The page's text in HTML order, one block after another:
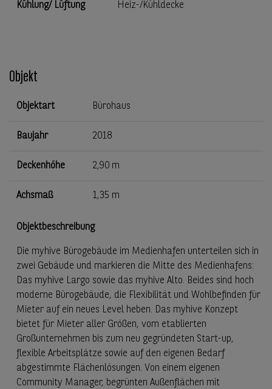
Kühlung/ Lüftung Heiz-/Kühldecke
Objekt
Objektart Bürohaus
Baujahr 2018
Deckenhöhe 2,90 m
Achsmaß 1,35 m
Objektbeschreibung
Die myhive Bürogebäude im Medienhafen unterteilen sich in
zwei Gebäude und markieren die Mitte des Medienhafens:
Das myhive Largo sowie das myhive Alto. Beides sind hoch
moderne Bürogebäude, die Flexibilität und Wohlbefinden für
Mieter auf ein neues Level heben. Das myhive Konzept
bietet für Mieter aller Größen, vom etablierten
Großunternehmen bis zum neu gegründeten Start-up,
flexible Arbeitsplätze sowie auf den eigenen Bedarf
abgestimmte Flächenlösungen. Von einem eigenen
Community Manager, begrünten Außenflächen mit